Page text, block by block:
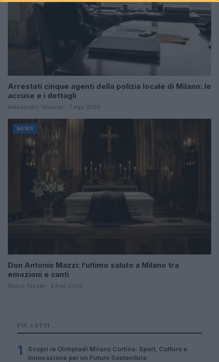
Arrestati cinque agenti della polizia locale di Milano: le
accuse e i dettagli
Alessandro Tassinari · 7 Ago 2026
NEWS
Don Antonio Mazzi: l’ultimo saluto a Milano tra
emozioni e canti
Marco Tessari · 3 Ago 2026
PIÙ LETTI
1
Scopri le Olimpiadi Milano Cortina: Sport, Cultura e
Innovazione per un Futuro Sostenibile